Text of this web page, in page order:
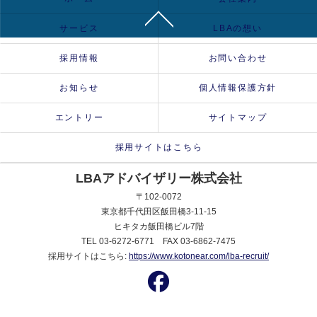
サービス LBAの想い
採用情報 お問い合わせ
お知らせ 個人情報保護方針
エントリー サイトマップ
採用サイトはこちら
LBAアドバイザリー株式会社
〒102-0072
東京都千代田区飯田橋3-11-15
ヒキタカ飯田橋ビル7階
TEL 03-6272-6771 FAX 03-6862-7475
採用サイトはこちら: https://www.kotonear.com/lba-recruit/